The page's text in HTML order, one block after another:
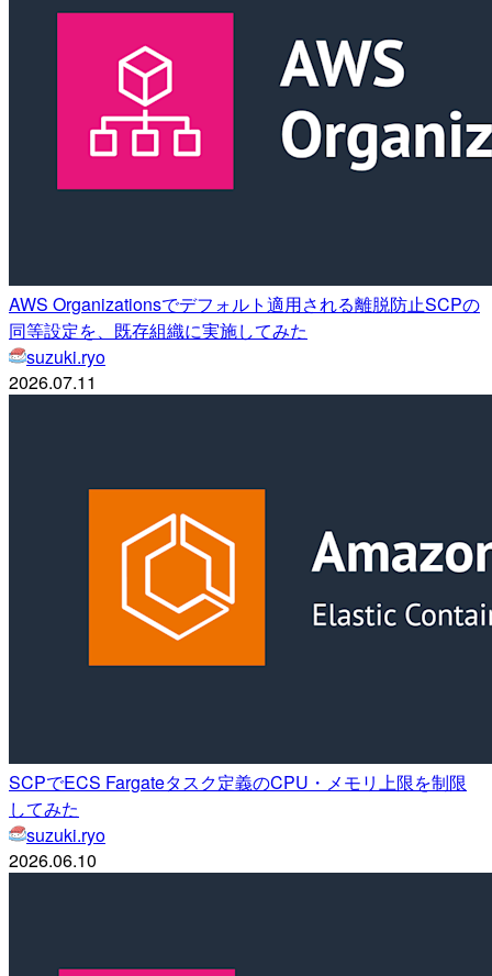
AWS Organizationsでデフォルト適用される離脱防止SCPの
同等設定を、既存組織に実施してみた
suzuki.ryo
2026.07.11
SCPでECS Fargateタスク定義のCPU・メモリ上限を制限
してみた
suzuki.ryo
2026.06.10